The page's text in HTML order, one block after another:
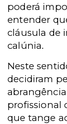
poderá
entender
cláusula de
calúnia.
Neste
decidiram
profissional
que tange